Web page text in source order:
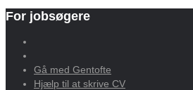
For jobsøgere
Gå med Gentofte
Hjælp til at skrive CV